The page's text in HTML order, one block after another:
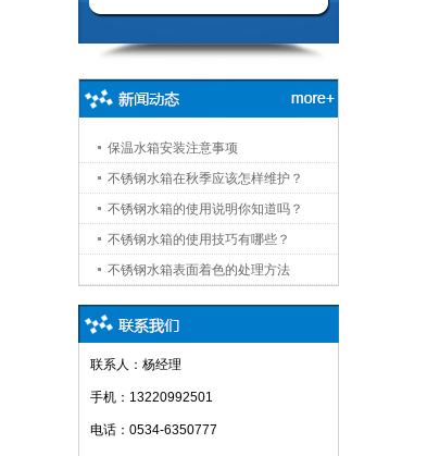
保温水箱安装注意事项
2022-05-17
不锈钢水箱在秋季应该怎样维护？
2022-05-17
不锈钢水箱的使用说明你知道吗？
2022-05-17
不锈钢水箱的使用技巧有哪些？
2022-05-17
不锈钢水箱表面着色的处理方法
联系人：杨经理
手机：13220992501
电话：0534-6350777